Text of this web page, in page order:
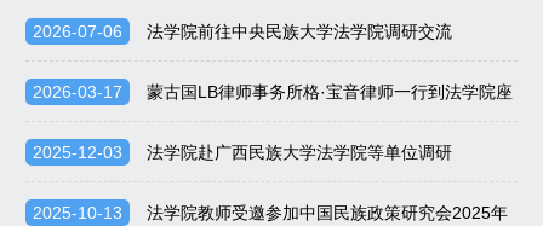
2026-07-06 法学院前往中央民族大学法学院调研交流
2026-03-17 蒙古国LB律师事务所格·宝音律师一行到法学院座
2025-12-03
法学院赴广西民族大学法学院等单位调研
2025-10-13 法学院教师受邀参加中国民族政策研究会2025年